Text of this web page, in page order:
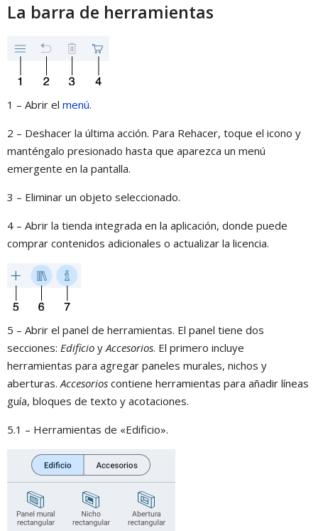
La barra de herramientas
1 – Abrir el menú.
2 – Deshacer la última acción. Para Rehacer, toque el icono y
manténgalo presionado hasta que aparezca un menú
emergente en la pantalla.
3 – Eliminar un objeto seleccionado.
4 – Abrir la tienda integrada en la aplicación, donde puede
comprar contenidos adicionales o actualizar la licencia.
5 – Abrir el panel de herramientas. El panel tiene dos
secciones: Edificio y Accesorios. El primero incluye
herramientas para agregar paneles murales, nichos y
aberturas. Accesorios contiene herramientas para añadir líneas
guía, bloques de texto y acotaciones.
5.1 – Herramientas de «Edificio».